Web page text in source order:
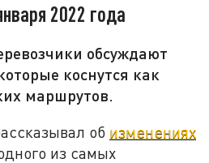
2022 года
обсуждают
коснутся как
маршрутов.
об изменениях
из самых